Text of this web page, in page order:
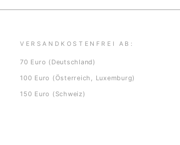
VERSANDKOSTENFREI AB:
70 Euro (Deutschland)
100 Euro (Österreich, Luxemburg)
150 Euro (Schweiz)